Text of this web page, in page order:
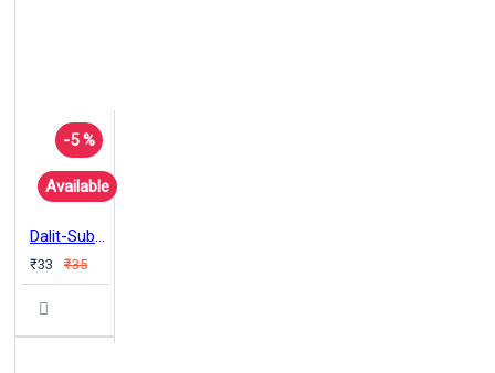
-5 %
Available
Dalit-Subaltern Emergence in Religio-Cultural Subjectivity Iyothee Thassar & Emancipatory Buddhism
₹33 ₹35